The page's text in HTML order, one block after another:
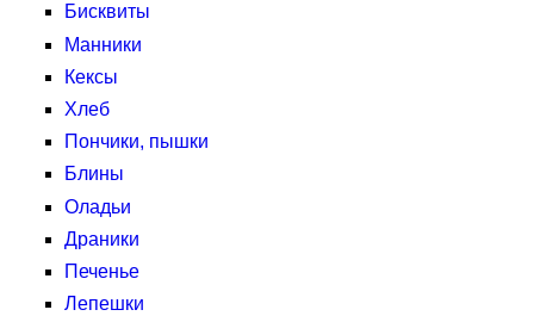
Бисквиты
Манники
Кексы
Хлеб
Пончики, пышки
Блины
Оладьи
Драники
Печенье
Лепешки